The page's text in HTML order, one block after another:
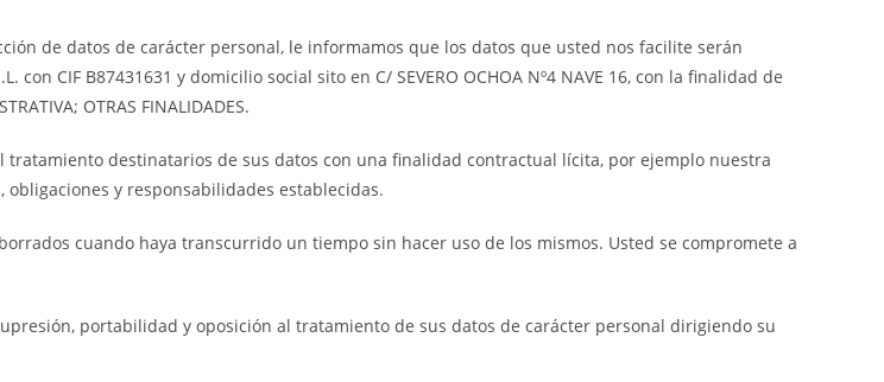
de datos de carácter personal, le informamos que los datos que usted nos facilite serán
CIF B87431631 y domicilio social sito en C/ SEVERO OCHOA Nº4 NAVE 16, con la finalidad de
OTRAS FINALIDADES.
destinatarios de sus datos con una finalidad contractual lícita, por ejemplo nuestra
y responsabilidades establecidas.
cuando haya transcurrido un tiempo sin hacer uso de los mismos. Usted se compromete a
portabilidad y oposición al tratamiento de sus datos de carácter personal dirigiendo su